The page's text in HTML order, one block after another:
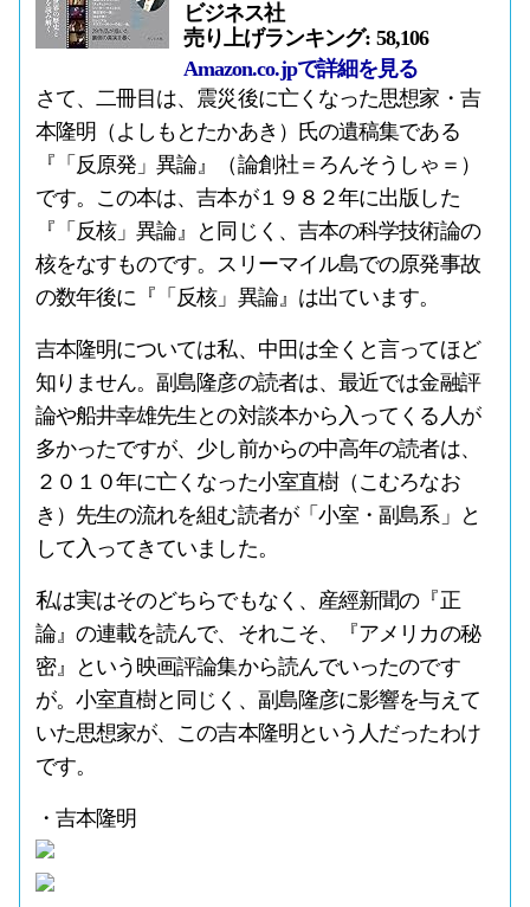
ビジネス社
売り上げランキング: 58,106
Amazon.co.jpで詳細を見る
さて、二冊目は、震災後に亡くなった思想家・吉
本隆明（よしもとたかあき）氏の遺稿集である
『「反原発」異論』（論創社＝ろんそうしゃ＝）
です。この本は、吉本が１９８２年に出版した
『「反核」異論』と同じく、吉本の科学技術論の
核をなすものです。スリーマイル島での原発事故
の数年後に『「反核」異論』は出ています。
吉本隆明については私、中田は全くと言ってほど
知りません。副島隆彦の読者は、最近では金融評
論や船井幸雄先生との対談本から入ってくる人が
多かったですが、少し前からの中高年の読者は、
２０１０年に亡くなった小室直樹（こむろなお
き）先生の流れを組む読者が「小室・副島系」と
して入ってきていました。
私は実はそのどちらでもなく、産經新聞の『正
論』の連載を読んで、それこそ、『アメリカの秘
密』という映画評論集から読んでいったのです
が。小室直樹と同じく、副島隆彦に影響を与えて
いた思想家が、この吉本隆明という人だったわけ
です。
・吉本隆明